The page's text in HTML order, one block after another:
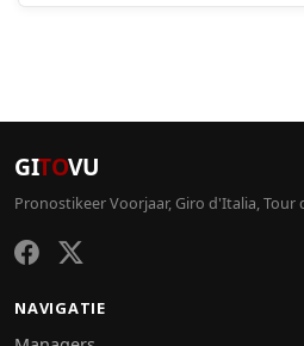
GITOVU
Pronostikeer Voorjaar, Giro d'Italia, Tour
NAVIGATIE